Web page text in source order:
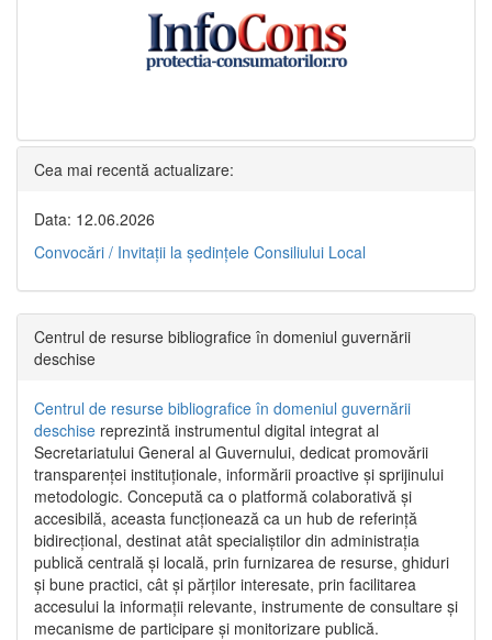
Cea mai recentă actualizare:
Data: 12.06.2026
Convocări / Invitaţii la şedinţele Consiliului Local
Centrul de resurse bibliografice în domeniul guvernării
deschise
Centrul de resurse bibliografice în domeniul guvernării
deschise reprezintă instrumentul digital integrat al
Secretariatului General al Guvernului, dedicat promovării
transparenței instituționale, informării proactive și sprijinului
metodologic. Concepută ca o platformă colaborativă și
accesibilă, aceasta funcționează ca un hub de referință
bidirecțional, destinat atât specialiștilor din administrația
publică centrală și locală, prin furnizarea de resurse, ghiduri
și bune practici, cât și părților interesate, prin facilitarea
accesului la informații relevante, instrumente de consultare și
mecanisme de participare și monitorizare publică.